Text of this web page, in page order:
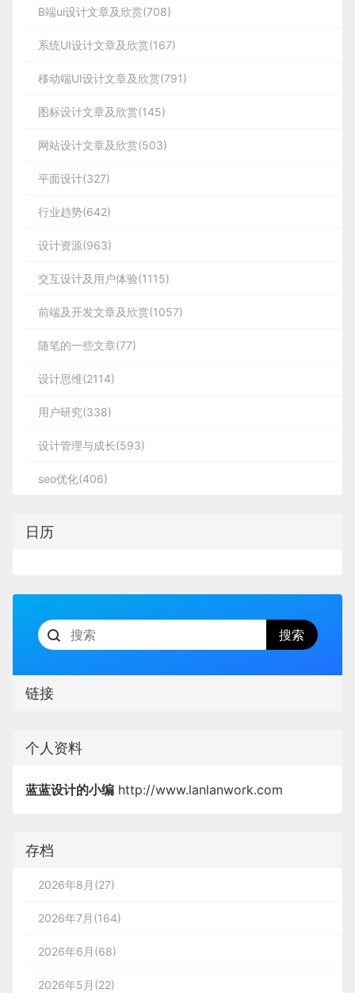
B端ui设计文章及欣赏(708)
系统UI设计文章及欣赏(167)
移动端UI设计文章及欣赏(791)
图标设计文章及欣赏(145)
网站设计文章及欣赏(503)
平面设计(327)
行业趋势(642)
设计资源(963)
交互设计及用户体验(1115)
前端及开发文章及欣赏(1057)
随笔的一些文章(77)
设计思维(2114)
用户研究(338)
设计管理与成长(593)
seo优化(406)
日历
链接
个人资料
蓝蓝设计的小编 http://www.lanlanwork.com
存档
2026年8月(27)
2026年7月(164)
2026年6月(68)
2026年5月(22)